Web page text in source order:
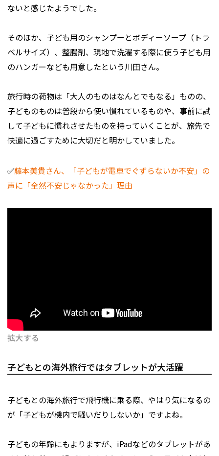
ないと感じたようでした。
そのほか、子ども用のシャンプーとボディーソープ（トラ
ベルサイズ）、整腸剤、現地で洗濯する際に使う子ども用
のハンガーなども用意したという川田さん。
旅行時の荷物は「大人のものはなんとでもなる」ものの、
子どものものは普段から使い慣れているものや、事前に試
して子どもに慣れさせたものを持っていくことが、旅先で
快適に過ごすために大切だと明かしていました。
✅藤本美貴さん、「子どもが電車でぐずらないか不安」の
声に「全然不安じゃなかった」理由
拡大する
子どもとの海外旅行ではタブレットが大活躍
子どもとの海外旅行で飛行機に乗る際、やはり気になるの
が「子どもが機内で騒いだりしないか」ですよね。
子どもの年齢にもよりますが、iPadなどのタブレットがあ